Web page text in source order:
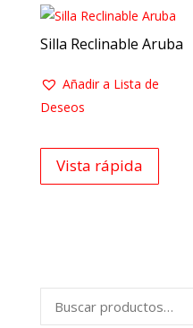
Silla Reclinable Aruba
Añadir a Lista de
Deseos
Vista rápida